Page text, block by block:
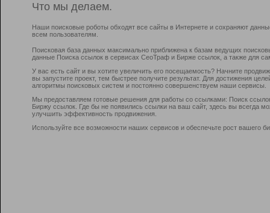
Что мы делаем.
Наши поисковые роботы обходят все сайты в Интернете и сохраняют
всем пользователям.
Поисковая база данных максимально приближена к базам ведущих
данные Поиска ссылок в сервисах СеоТраф и Бирже ссылок, а также для
У вас есть сайт и вы хотите увеличить его посещаемость? Начните
вы запустите проект, тем быстрее получите результат. Для достижения
алгоритмы поисковых систем и постоянно совершенствуем наши сервисы.
Мы предоставляем готовые решения для работы со ссылками: Поиск
Биржу ссылок. Где бы не появились ссылки на ваш сайт, здесь вы всегда
улучшить эффективность продвижения.
Используйте все возможности наших сервисов и обеспечьте рост вашего